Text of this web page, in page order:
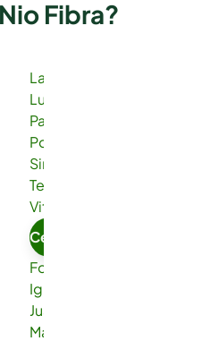
Fibra?
Lauro de Freitas
Luís Eduardo Magalhães
Paulo Afonso
Porto Seguro
Simões Filho
Teixeira de Freitas
Vitória da Conquista
Ceará
Fortaleza
Iguatu
Juazeiro do Norte
Maracanaú